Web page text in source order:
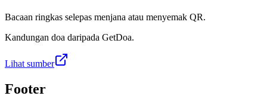
Bacaan ringkas selepas menjana atau menyemak QR.
Kandungan doa daripada GetDoa.
Lihat sumber
Footer